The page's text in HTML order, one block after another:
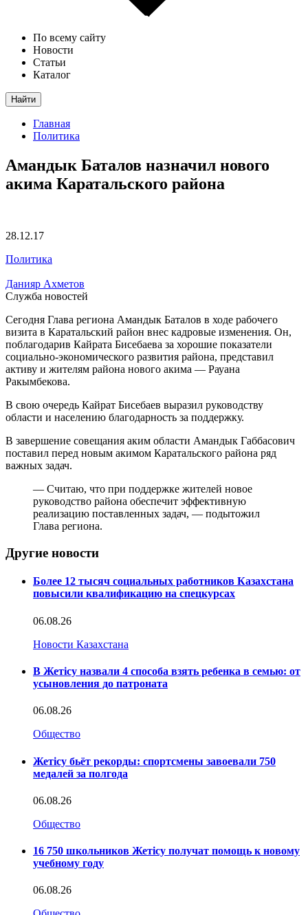
По всему сайту
Новости
Статьи
Каталог
Найти
Главная
Политика
Амандык Баталов назначил нового
акима Каратальского района
28.12.17
Политика
Данияр Ахметов
Служба новостей
Сегодня Глава региона Амандык Баталов в ходе рабочего
визита в Каратальский район внес кадровые изменения. Он,
поблагодарив Кайрата Бисебаева за хорошие показатели
социально-экономического развития района, представил
активу и жителям района нового акима — Рауана
Ракымбекова.
В свою очередь Кайрат Бисебаев выразил руководству
области и населению благодарность за поддержку.
В завершение совещания аким области Амандык Габбасович
поставил перед новым акимом Каратальского района ряд
важных задач.
— Считаю, что при поддержке жителей новое
руководство района обеспечит эффективную
реализацию поставленных задач, — подытожил
Глава региона.
Другие новости
Более 12 тысяч социальных работников Казахстана
повысили квалификацию на спецкурсах
06.08.26
Новости Казахстана
В Жетісу назвали 4 способа взять ребенка в семью: от
усыновления до патроната
06.08.26
Общество
Жетісу бьёт рекорды: спортсмены завоевали 750
медалей за полгода
06.08.26
Общество
16 750 школьников Жетісу получат помощь к новому
учебному году
06.08.26